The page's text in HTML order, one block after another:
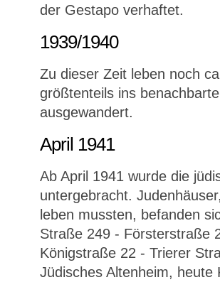
der Gestapo verhaftet.
1939/1940
Zu dieser Zeit leben noch
größtenteils ins
ausgewandert.
April 1941
Ab April 1941 wurde die
untergebracht.
leben mussten, befanden
Straße 249 - Försterstraße
Königstraße 22 - Trierer
Jüdisches Altenheim, heute